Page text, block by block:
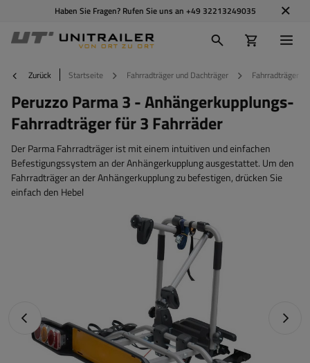
Haben Sie Fragen? Rufen Sie uns an +49 32213249035
Zurück Startseite Fahrradträger und Dachträger Fahrradträger
Peruzzo Parma 3 - Anhängerkupplungs-
Fahrradträger für 3 Fahrräder
Der Parma Fahrradträger ist mit einem intuitiven und einfachen
Befestigungssystem an der Anhängerkupplung ausgestattet. Um den
Fahrradträger an der Anhängerkupplung zu befestigen, drücken Sie
einfach den Hebel
Vorheriges Foto